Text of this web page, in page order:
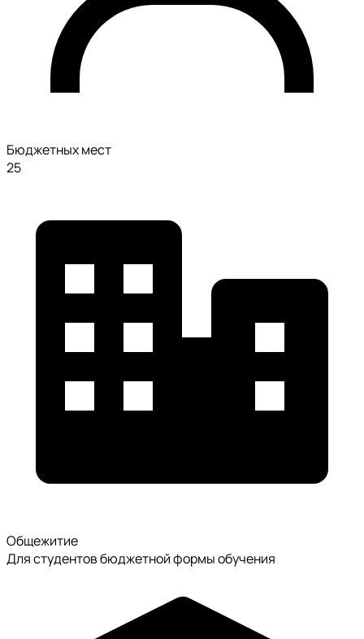
Бюджетных мест
25
Общежитие
Для студентов бюджетной формы обучения